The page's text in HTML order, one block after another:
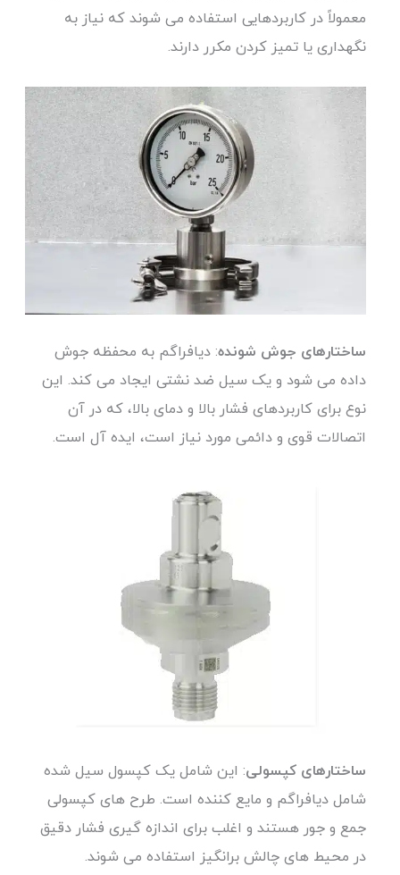
معمولاً در کاربردهایی استفاده می شوند که نیاز به
نگهداری یا تمیز کردن مکرر دارند.
ساختارهای جوش شونده: دیافراگم به محفظه جوش
داده می شود و یک سیل ضد نشتی ایجاد می کند. این
نوع برای کاربردهای فشار بالا و دمای بالا، که در آن
اتصالات قوی و دائمی مورد نیاز است، ایده آل است.
ساختارهای کپسولی: این شامل یک کپسول سیل شده
شامل دیافراگم و مایع کننده است. طرح های کپسولی
جمع و جور هستند و اغلب برای اندازه گیری فشار دقیق
در محیط های چالش برانگیز استفاده می شوند.